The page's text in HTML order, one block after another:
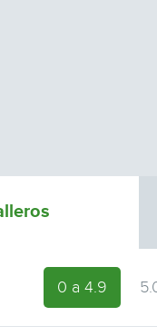
0 a 4.9